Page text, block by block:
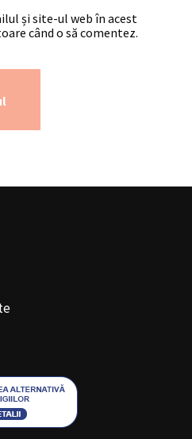
și site-ul web în acest
când o să comentez.